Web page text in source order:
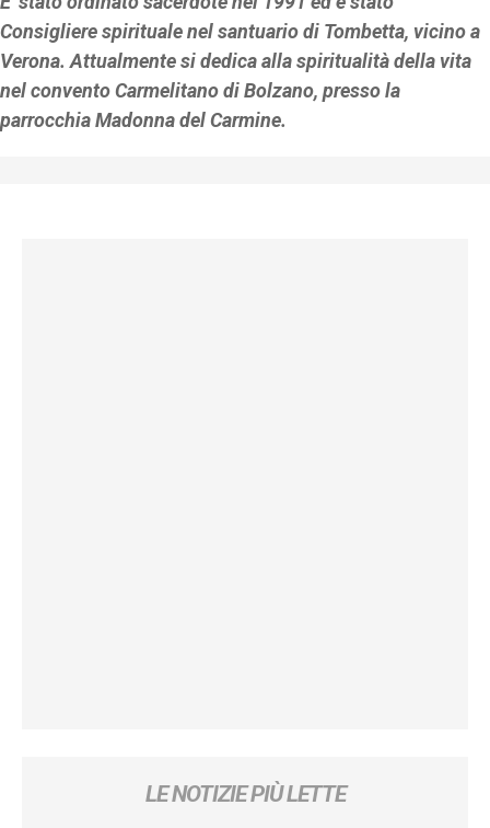
Consigliere spirituale nel santuario di Tombetta, vicino a
Verona. Attualmente si dedica alla spiritualità della vita
nel convento Carmelitano di Bolzano, presso la
parrocchia Madonna del Carmine.
LE NOTIZIE PIÙ LETTE